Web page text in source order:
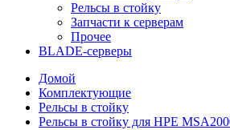
Рельсы в стойку
Запчасти к серверам
Прочее
BLADE-серверы
Домой
Комплектующие
Рельсы в стойку
Рельсы в стойку для HPE